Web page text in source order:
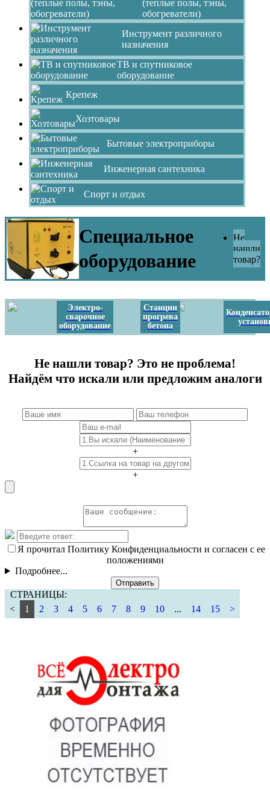
(теплые полы, тэны,
обогреватели)
Инструмент различного
назначения
ТВ и спутниковое
оборудование
Крепеж
Хозтовары
Бытовые электроприборы
Инженерная сантехника
Спорт и отдых
Специальное
оборудование
Не
нашли
товар?
Электро-
сварочное
оборудование
Станции
прогрева
бетона
Не нашли товар? Это не проблема!
Найдём что искали или предложим аналоги
+
+
Я прочитал Политику Конфиденциальности и согласен с ее
положениями
Подробнее...
Отправить
СТРАНИЦЫ:
<
1 2 3 4 5 6 7 8 9 10 ... 14 15 >